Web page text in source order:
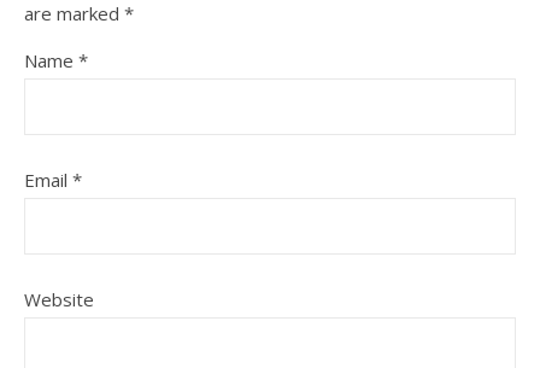
are marked *
Name *
Email *
Website